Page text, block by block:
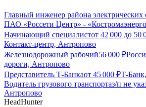
Главный инженер района электрических
ПАО «Россети Центр» -
Начинающий специалистот 42 000 до 50
Контакт-центр, Антропово
Железнодорожный рабочий56 000 ₽
дороги, Антропово
Представитель Т-Банкаот 45 000 ₽Т-
Водитель грузового транспортаз/п не
Антропово
HeadHunter